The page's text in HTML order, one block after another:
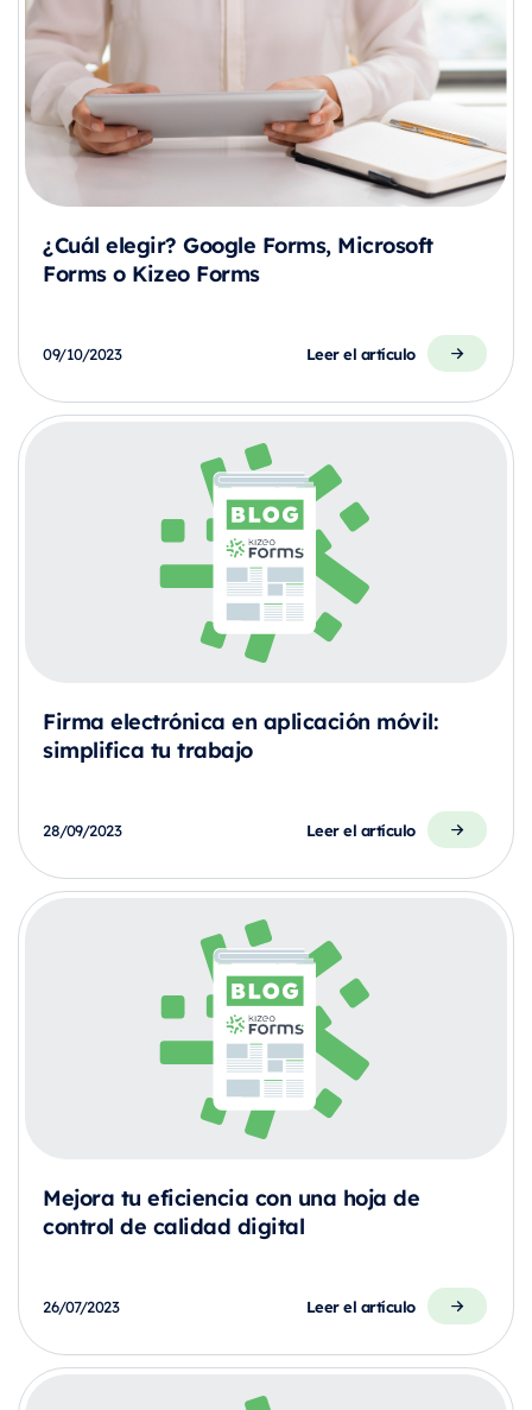
¿Cuál elegir? Google Forms, Microsoft
Forms o Kizeo Forms
09/10/2023 Leer el artículo
Firma electrónica en aplicación móvil:
simplifica tu trabajo
28/09/2023 Leer el artículo
Mejora tu eficiencia con una hoja de
control de calidad digital
26/07/2023 Leer el artículo